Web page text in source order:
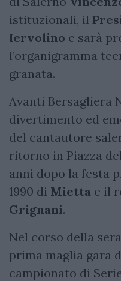
istituzionali, il
Iervolino e sarà
l’organigramma
granata.
Avanti Bersagliera
divertimento ed
del cantautore
ritorno in Piazza
anni dopo la festa
1990 di Mietta e il
Grignani.
Nel corso della
prima maglia gara
campionato di